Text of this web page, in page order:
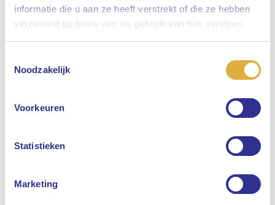
informatie die u aan ze heeft verstrekt of die ze hebben
verzameld op basis van uw gebruik van hun services.
Noodzakelijk
Voorkeuren
Statistieken
Marketing
Sluiten